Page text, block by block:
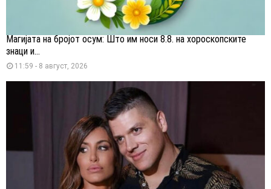
Магијата на бројот осум: Што им носи 8.8. на хороскопските
знаци и...
11:59 - 8 август, 2026